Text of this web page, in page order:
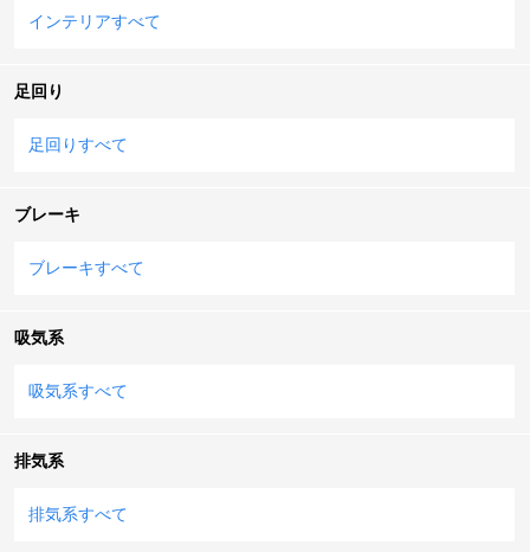
インテリアすべて
足回り
足回りすべて
ブレーキ
ブレーキすべて
吸気系
吸気系すべて
排気系
排気系すべて